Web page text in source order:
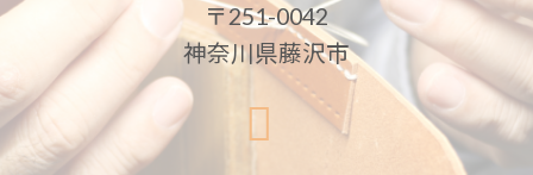
〒251-0042
神奈川県藤沢市